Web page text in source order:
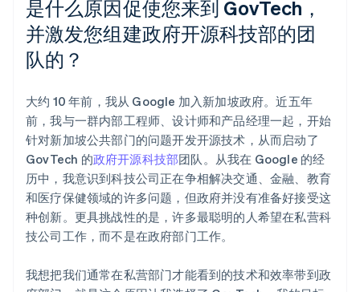
是什么原因促使您来到 GovTech，
并激发您组建政府开源科技部的团
队的？
大约 10 年前，我从 Google 加入新加坡政府。近五年
前，我与一群内部工程师、设计师和产品经理一起，开始
针对新加坡公共部门的问题开发开源技术，从而启动了
GovTech 的政府开源科技部团队。从我在 Google 的经
历中，我意识到科技公司正在争相解决交通、金融、教育
和医疗保健领域的许多问题，但政府并没有准备好接受这
种创新。更具挑战性的是，许多最聪明的人希望在私营科
技公司工作，而不是在政府部门工作。
我想把我们通常在私营部门才能看到的技术和效率带到政